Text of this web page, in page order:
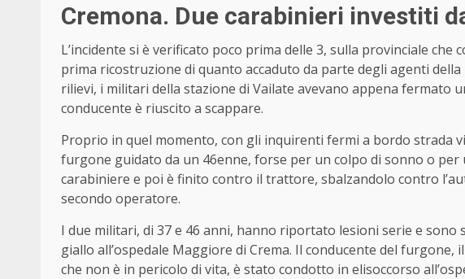
Cremona. Due carabinieri investiti
L’incidente si è verificato poco prima delle 3, sulla provinciale che
prima ricostruzione di quanto accaduto da parte degli agenti
rilievi, i militari della stazione di Vailate avevano appena
conducente è riuscito a scappare.
Proprio in quel momento, con gli inquirenti fermi a bordo strada
furgone guidato da un 46enne, forse per un colpo di sonno o
carabiniere e poi è finito contro il trattore, sbalzandolo contro
secondo operatore.
I due militari, di 37 e 46 anni, hanno riportato lesioni serie e
giallo all’ospedale Maggiore di Crema. Il conducente del furgone,
che non è in pericolo di vita, è stato condotto in elisoccorso